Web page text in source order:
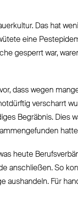
Das hat
eine
gesperrt war,
dass wegen
verscharrt
Begräbnis. Dies
heute
anschließen. So
aushandeln. Für